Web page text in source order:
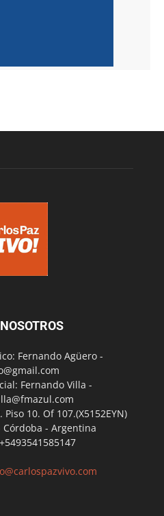
Fernando Agüero -
Fernando Villa -
10. Of 107.(X5152EYN)
Córdoba - Argentina